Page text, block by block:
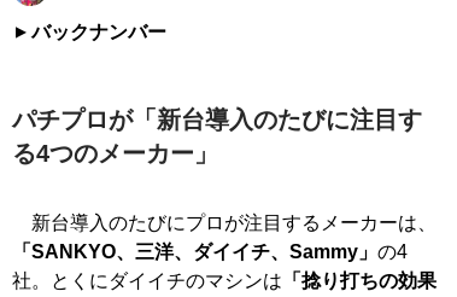
バックナンバー
パチプロが「新台導入のたびに注目す
る4つのメーカー」
新台導入のたびにプロが注目するメーカーは、
「SANKYO、三洋、ダイイチ、Sammy」 の4
社。とくにダイイチのマシンは 「捻り打ちの効果